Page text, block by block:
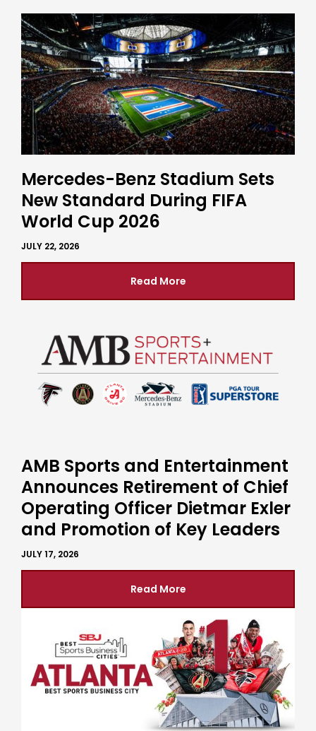
Mercedes-Benz Stadium Sets
New Standard During FIFA
World Cup 2026
JULY 22, 2026
Read More
AMB Sports and Entertainment
Announces Retirement of Chief
Operating Officer Dietmar Exler
and Promotion of Key Leaders
JULY 17, 2026
Read More